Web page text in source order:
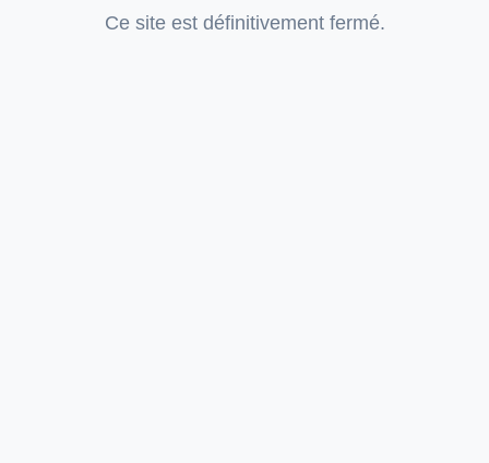
Ce site est définitivement fermé.